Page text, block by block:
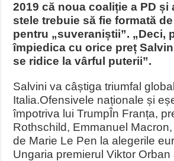
2019 că noua coaliție a PD și
stele trebuie să fie formată
pentru „suveraniștii”. „Deci,
împiedica cu orice preț
se ridice la vârful puterii”.
Salvini va câștiga triumfal
Italia.Ofensivele naționale și
împotriva lui TrumpÎn Franța,
Rothschild, Emmanuel
de Marie Le Pen la alegerile
Ungaria premierul Viktor Orban